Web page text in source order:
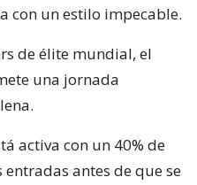
con un estilo impecable.
de élite mundial, el
una jornada
activa con un 40% de
antes de que se